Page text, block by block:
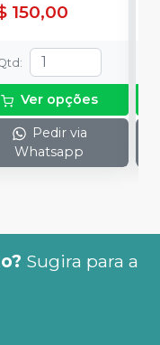
150,00
:
Ver opções
Pedir via
Whatsapp
Sugira para a